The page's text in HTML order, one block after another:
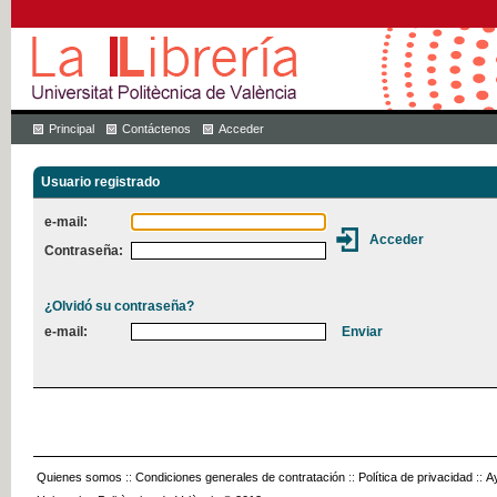
Principal Contáctenos Acceder
Usuario registrado
e-mail:
Contraseña:
¿Olvidó su contraseña?
e-mail:
Quienes somos :: Condiciones generales de contratación :: Política de privacidad ::